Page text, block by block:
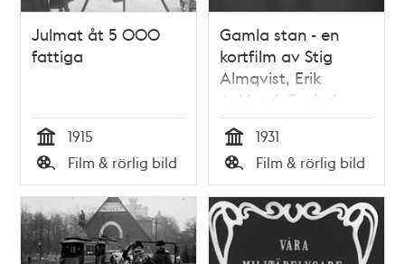
Julmat åt 5 000
fattiga
Tid
1915
Typ
Film & rörlig bild
Gamla stan - en
kortfilm av Stig
Almqvist, Erik
Asklund, Eyvind
Johnson och Artur
Lundkvist 1931
Tid
1931
Typ
Film & rörlig bild